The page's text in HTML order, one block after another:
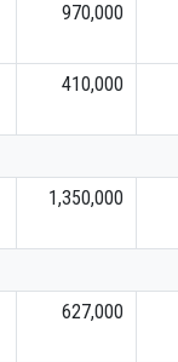
970,000
410,000
1,350,000
627,000